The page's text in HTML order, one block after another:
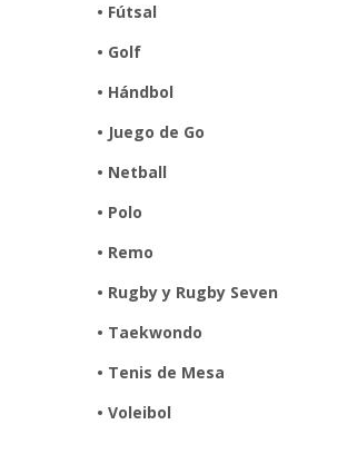
• Fútsal
• Golf
• Hándbol
• Juego de Go
• Netball
• Polo
• Remo
• Rugby y Rugby Seven
• Taekwondo
• Tenis de Mesa
• Voleibol